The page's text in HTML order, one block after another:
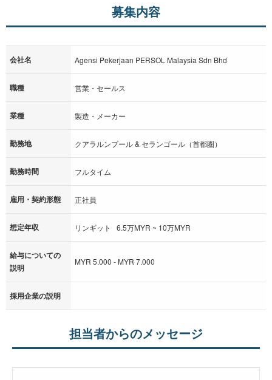
募集内容
会社名 Agensi Pekerjaan PERSOL Malaysia Sdn Bhd
職種 営業・セールス
業種 製造・メーカー
勤務地 クアラルンプール & セランゴール（首都圏）
勤務時間 フルタイム
雇用・契約形態 正社員
想定年収 リンギット 6.5万MYR ~ 10万MYR
給与についての
説明
MYR 5.000 - MYR 7.000
採用企業の説明
担当者からのメッセージ